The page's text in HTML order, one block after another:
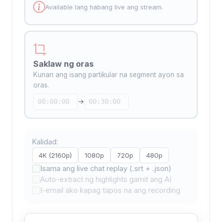
Available lang habang live ang stream.
Saklaw ng oras
Kunan ang isang partikular na segment ayon sa
oras.
→
Kalidad:
4K (2160p) 1080p 720p 480p
Isama ang live chat replay (.srt + .json)
Auto-extract ng highlights gamit ang AI
I-email ako kapag tapos na ang recording